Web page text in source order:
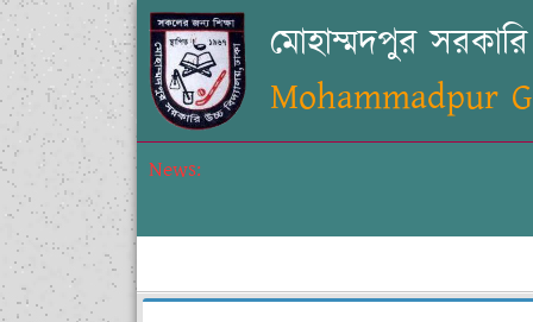
মোহাম্মদপুর
Mohammadpur
News: